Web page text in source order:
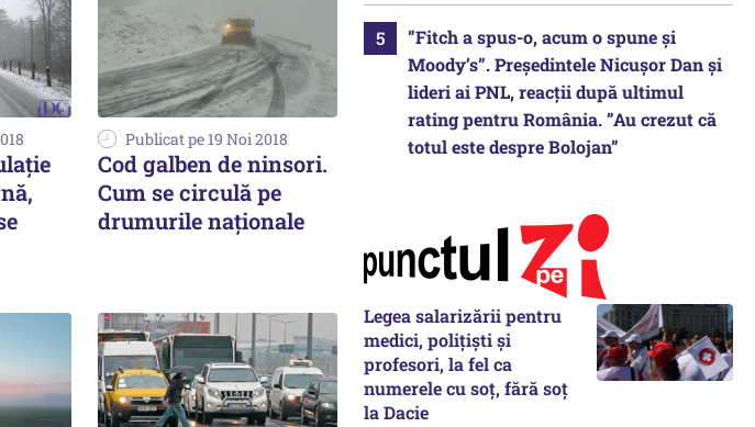
Publicat pe 19 Noi 2018
Cod galben de ninsori.
Cum se circulă pe
drumurile naţionale
”Fitch a spus-o, acum o spune și
Moody’s”. Președintele Nicușor Dan și
lideri ai PNL, reacții după ultimul
rating pentru România. ”Au crezut că
totul este despre Bolojan”
Legea salarizării pentru
medici, polițiști și
profesori, la fel ca
numerele cu soț, fără soț
la Dacie